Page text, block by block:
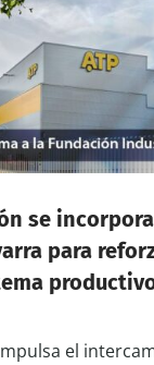
se
para
el